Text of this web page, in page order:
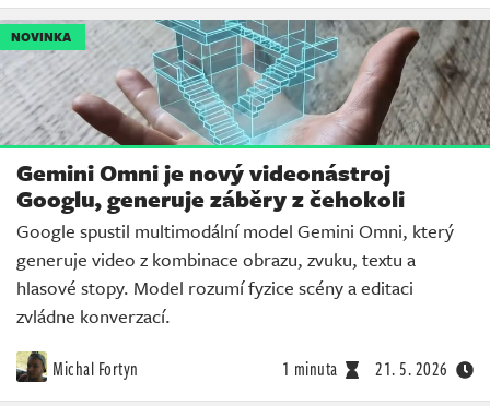
NOVINKA
Gemini Omni je nový videonástroj
Googlu, generuje záběry z čehokoli
Google spustil multimodální model Gemini Omni, který
generuje video z kombinace obrazu, zvuku, textu a
hlasové stopy. Model rozumí fyzice scény a editaci
zvládne konverzací.
Michal Fortyn 1 minuta 21. 5. 2026